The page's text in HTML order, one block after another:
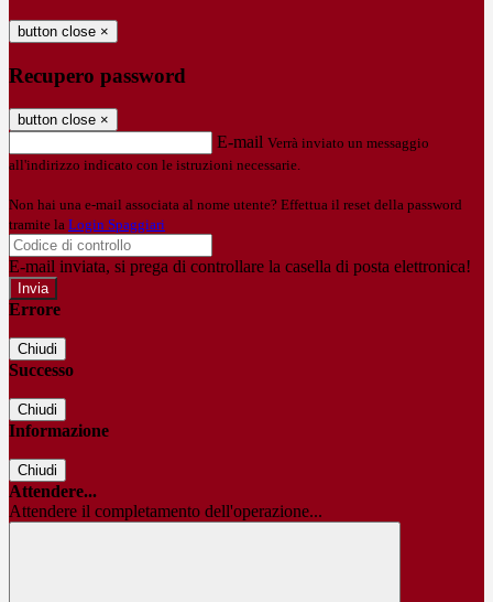
button close ×
Recupero password
button close ×
E-mail Verrà inviato un messaggio
all'indirizzo indicato con le istruzioni necessarie.
Non hai una e-mail associata al nome utente? Effettua il reset della password
tramite la Login Spaggiari
E-mail inviata, si prega di controllare la casella di posta elettronica!
Errore
Chiudi
Successo
Chiudi
Informazione
Chiudi
Attendere...
Attendere il completamento dell'operazione...